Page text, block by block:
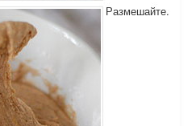
Размешайте.